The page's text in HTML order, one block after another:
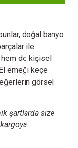
doğal banyo
ile
de kişisel
emeği keçe
görsel
şartlarda size